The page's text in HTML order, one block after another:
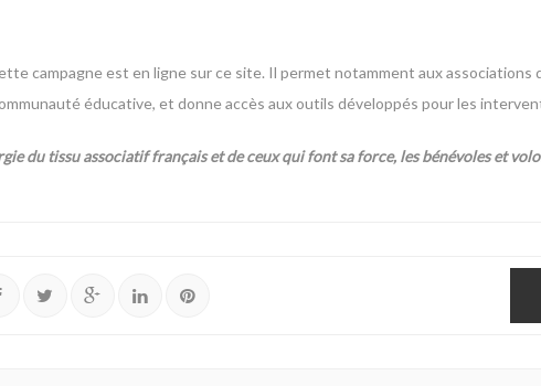
campagne est en ligne sur ce site. Il permet notamment aux associations
éducative, et donne accès aux outils développés pour les
du tissu associatif français et de ceux qui font sa force, les bénévoles et